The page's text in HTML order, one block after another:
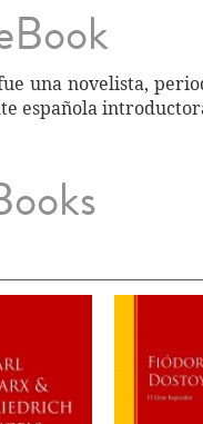
una novelista,
española